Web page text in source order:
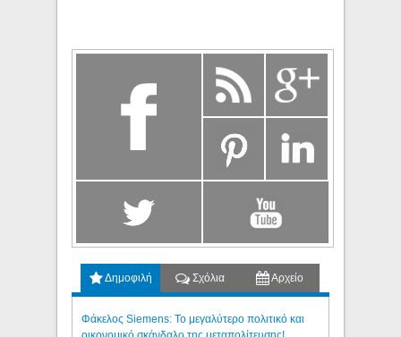
Δημοφιλή Σχόλια Αρχείο
Φάκελος Siemens: Το μεγαλύτερο πολιτικό και